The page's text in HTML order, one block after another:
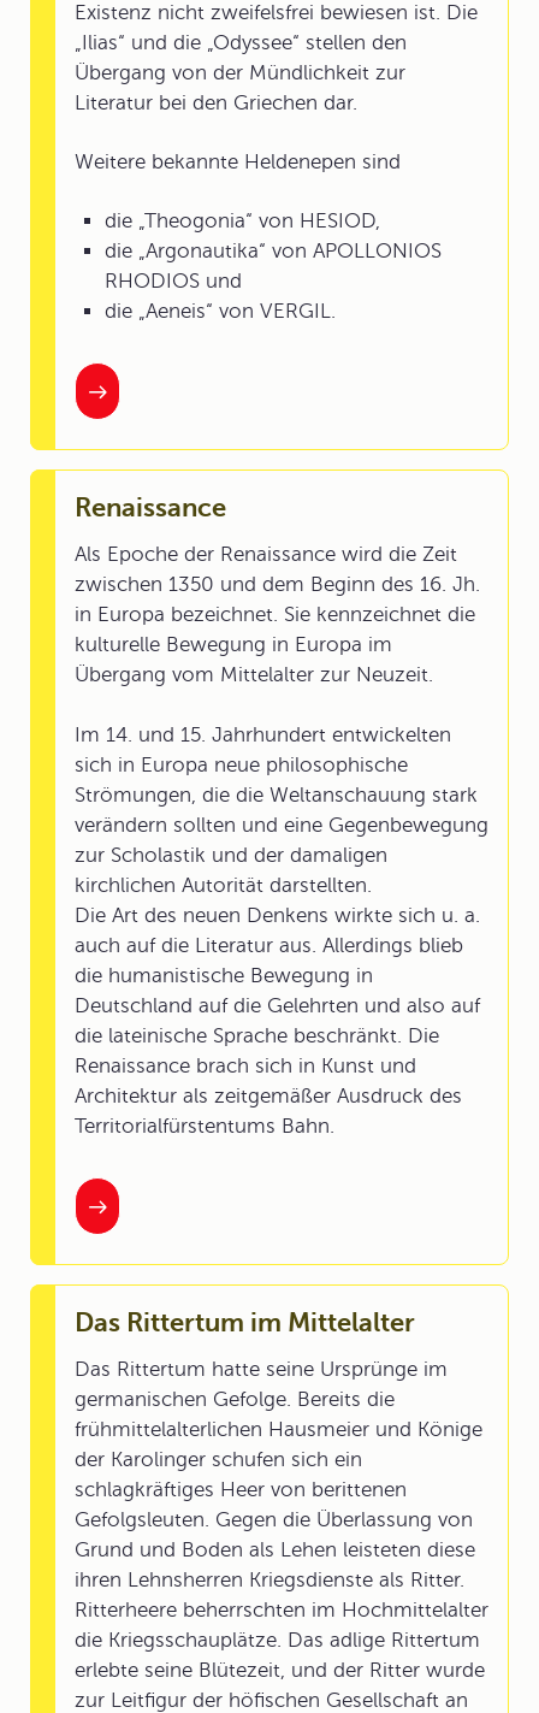
Existenz nicht zweifelsfrei bewiesen ist. Die
„Ilias“ und die „Odyssee“ stellen den
Übergang von der Mündlichkeit zur
Literatur bei den Griechen dar.
Weitere bekannte Heldenepen sind
die „Theogonia“ von HESIOD,
die „Argonautika“ von APOLLONIOS
RHODIOS und
die „Aeneis“ von VERGIL.
Renaissance
Als Epoche der Renaissance wird die Zeit
zwischen 1350 und dem Beginn des 16. Jh.
in Europa bezeichnet. Sie kennzeichnet die
kulturelle Bewegung in Europa im
Übergang vom Mittelalter zur Neuzeit.
Im 14. und 15. Jahrhundert entwickelten
sich in Europa neue philosophische
Strömungen, die die Weltanschauung stark
verändern sollten und eine Gegenbewegung
zur Scholastik und der damaligen
kirchlichen Autorität darstellten.
Die Art des neuen Denkens wirkte sich u. a.
auch auf die Literatur aus. Allerdings blieb
die humanistische Bewegung in
Deutschland auf die Gelehrten und also auf
die lateinische Sprache beschränkt. Die
Renaissance brach sich in Kunst und
Architektur als zeitgemäßer Ausdruck des
Territorialfürstentums Bahn.
Das Rittertum im Mittelalter
Das Rittertum hatte seine Ursprünge im
germanischen Gefolge. Bereits die
frühmittelalterlichen Hausmeier und Könige
der Karolinger schufen sich ein
schlagkräftiges Heer von berittenen
Gefolgsleuten. Gegen die Überlassung von
Grund und Boden als Lehen leisteten diese
ihren Lehnsherren Kriegsdienste als Ritter.
Ritterheere beherrschten im Hochmittelalter
die Kriegsschauplätze. Das adlige Rittertum
erlebte seine Blütezeit, und der Ritter wurde
zur Leitfigur der höfischen Gesellschaft an